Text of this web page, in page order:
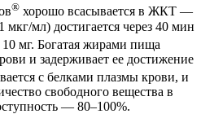
® хорошо всасывается в ЖКТ —
мкг/мл) достигается через 40 мин
мг. Богатая жирами пища
и задерживает ее достижение
с белками плазмы крови, и
свободного вещества в
— 80–100%.